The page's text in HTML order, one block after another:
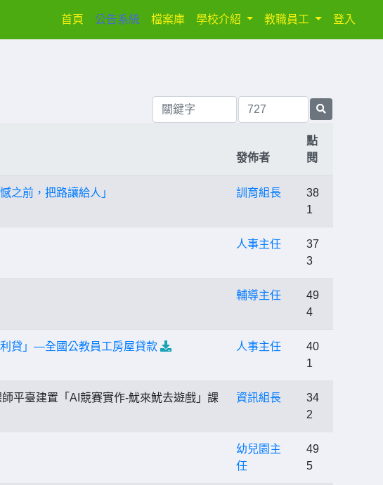
首頁(current)
公告系統 檔案庫 學校介紹 教職員工 登入
發佈者
點
閱
之前，把路讓給人」 訓育組長
38
1
人事主任
37
3
輔導主任
49
4
貸」—全國公教員工房屋貸款 人事主任
40
1
平臺建置「AI競賽實作-魷來魷去遊戲」課
資訊組長
34
2
幼兒園主
任
49
5